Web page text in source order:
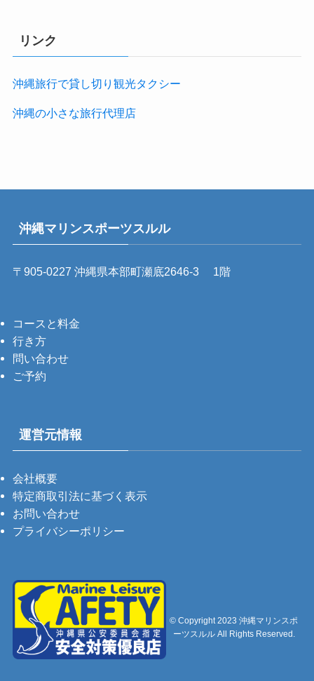
リンク
沖縄旅行で貸し切り観光タクシー
沖縄の小さな旅行代理店
沖縄マリンスポーツスルル
〒905-0227 沖縄県本部町瀬底2646-3 1階
コースと料金
行き方
問い合わせ
ご予約
運営元情報
会社概要
特定商取引法に基づく表示
お問い合わせ
プライバシーポリシー
© Copyright 2023 沖縄マリンスポ
ーツスルル All Rights Reserved.